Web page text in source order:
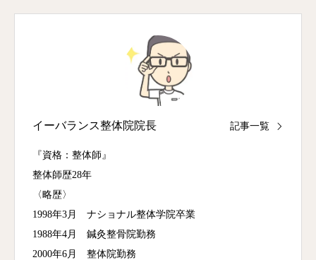
イーバランス整体院院長 記事一覧
『資格：整体師』
整体師歴28年
〈略歴〉
1998年3月 ナショナル整体学院卒業
1988年4月 鍼灸整骨院勤務
2000年6月 整体院勤務